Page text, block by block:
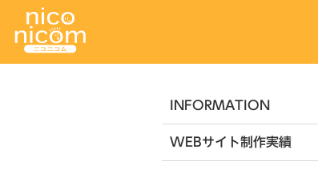
INFORMATION
WEBサイト制作実績